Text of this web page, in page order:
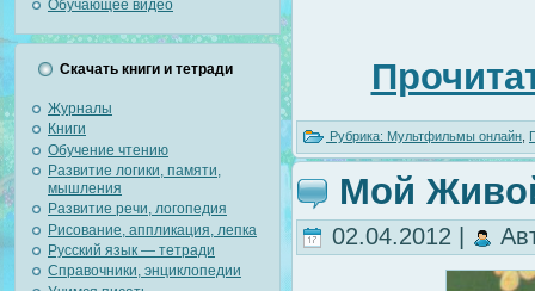
Обучающее видео
Скачать книги и тетради
Журналы
Книги
Обучение чтению
Развитие логики, памяти,
мышления
Развитие речи, логопедия
Рисование, аппликация, лепка
Русский язык — тетради
Справочники, энциклопедии
Рубрика: Мультфильмы онлайн
Мой
02.04.2012 |